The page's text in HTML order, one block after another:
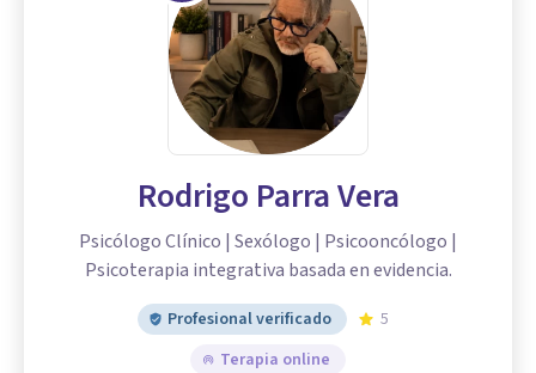
Rodrigo Parra Vera
Psicólogo Clínico | Sexólogo | Psicooncólogo |
Psicoterapia integrativa basada en evidencia.
Profesional verificado
5
Terapia online